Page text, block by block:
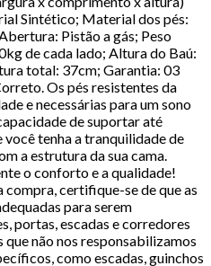
Sintético; Material dos pés:
Pistão a gás; Peso
de cada lado; Altura do Baú:
total: 37cm; Garantia: 03
Os pés resistentes da
e necessárias para um sono
de suportar até
tenha a tranquilidade de
a estrutura da sua cama.
o conforto e a qualidade!
certifique-se de que as
para serem
portas, escadas e corredores
que não nos responsabilizamos
como escadas, guinchos